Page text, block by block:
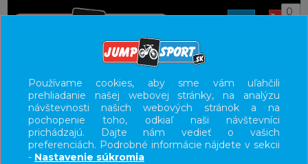
0
UŽÍVATEĽSKÝ PANEL
KATEGÓRIE
HLAVNÉ MENU
Používame cookies, aby sme vám uľahčili
prehliadanie našej webovej stránky, na analýzu
návštevnosti našich webových stránok a na
pochopenie toho, odkiaľ naši návštevníci
prichádzajú. Dajte nám vedieť o vašich
preferenciách. Podrobné informácie nájdete v sekcii
- Nastavenie súkromia